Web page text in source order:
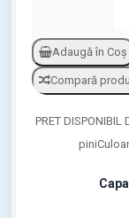
Adaugă în Coş
Compară
PRET